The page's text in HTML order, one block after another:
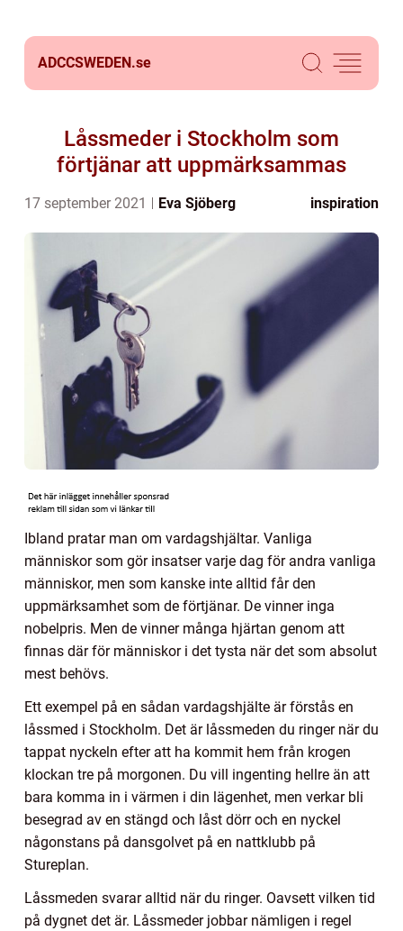
ADCCSWEDEN.se
Låssmeder i Stockholm som
förtjänar att uppmärksammas
17 september 2021 Eva Sjöberg inspiration
Ibland pratar man om vardagshjältar. Vanliga
människor som gör insatser varje dag för andra vanliga
människor, men som kanske inte alltid får den
uppmärksamhet som de förtjänar. De vinner inga
nobelpris. Men de vinner många hjärtan genom att
finnas där för människor i det tysta när det som absolut
mest behövs.
Ett exempel på en sådan vardagshjälte är förstås en
låssmed i Stockholm. Det är låssmeden du ringer när du
tappat nyckeln efter att ha kommit hem från krogen
klockan tre på morgonen. Du vill ingenting hellre än att
bara komma in i värmen i din lägenhet, men verkar bli
besegrad av en stängd och låst dörr och en nyckel
någonstans på dansgolvet på en nattklubb på
Stureplan.
Låssmeden svarar alltid när du ringer. Oavsett vilken tid
på dygnet det är. Låssmeder jobbar nämligen i regel